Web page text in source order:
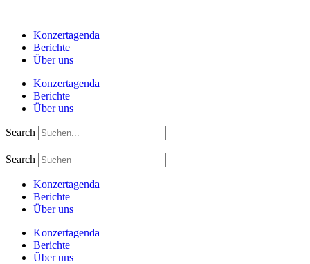
springenKonzertagenda
Berichte
Über uns
Konzertagenda
Berichte
Über uns
Search
Search
Konzertagenda
Berichte
Über uns
Konzertagenda
Berichte
Über uns